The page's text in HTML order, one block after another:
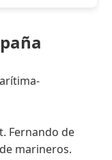
Fernando de
marineros.